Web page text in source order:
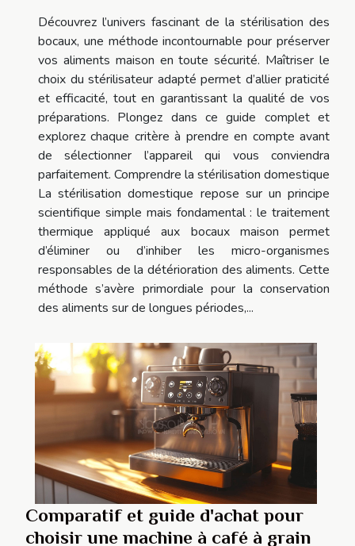
Découvrez l’univers fascinant de la stérilisation des
bocaux, une méthode incontournable pour préserver
vos aliments maison en toute sécurité. Maîtriser le
choix du stérilisateur adapté permet d’allier praticité
et efficacité, tout en garantissant la qualité de vos
préparations. Plongez dans ce guide complet et
explorez chaque critère à prendre en compte avant
de sélectionner l’appareil qui vous conviendra
parfaitement. Comprendre la stérilisation domestique
La stérilisation domestique repose sur un principe
scientifique simple mais fondamental : le traitement
thermique appliqué aux bocaux maison permet
d’éliminer ou d’inhiber les micro-organismes
responsables de la détérioration des aliments. Cette
méthode s’avère primordiale pour la conservation
des aliments sur de longues périodes,...
Comparatif et guide d'achat pour
choisir une machine à café à grain